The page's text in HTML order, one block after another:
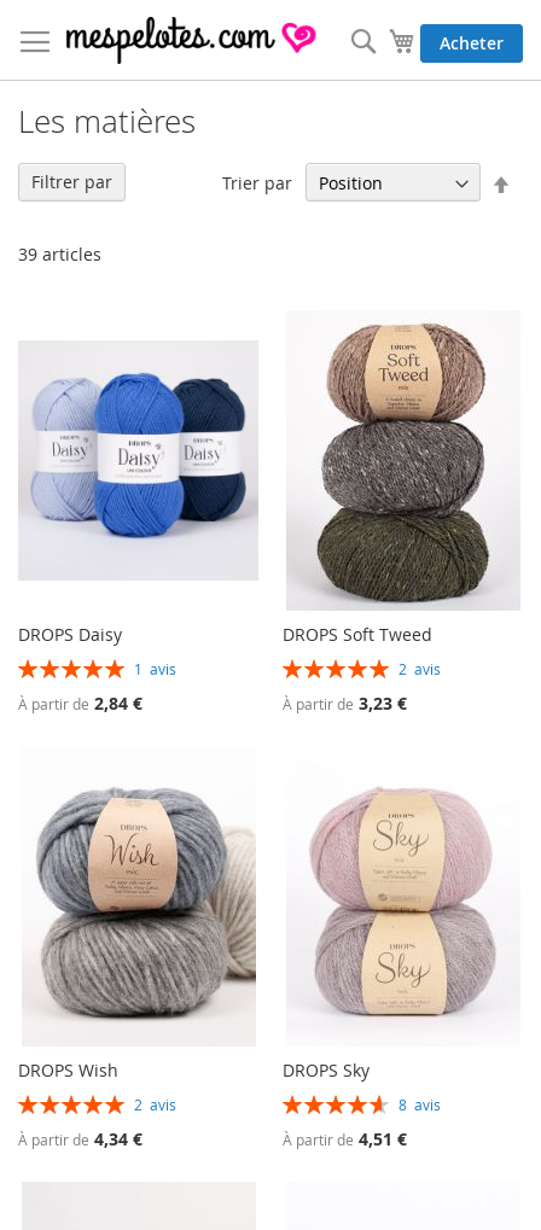
au
contenu
Mon panier
Acheter
Rechercher
Les matières
39 articles
Trier par
DROPS Daisy
Évaluation:
1 avis
À partir de 2,84 €
DROPS Soft Tweed
Évaluation:
2 avis
À partir de 3,23 €
DROPS Wish
Évaluation:
2 avis
À partir de 4,34 €
DROPS Sky
Évaluation:
8 avis
À partir de 4,51 €
Filtrer par